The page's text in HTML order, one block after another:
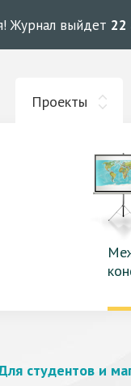
Журнал выйдет 22
Проекты
студентов и